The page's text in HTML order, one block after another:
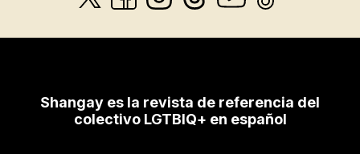
Shangay es la revista de referencia del
colectivo LGTBIQ+ en español